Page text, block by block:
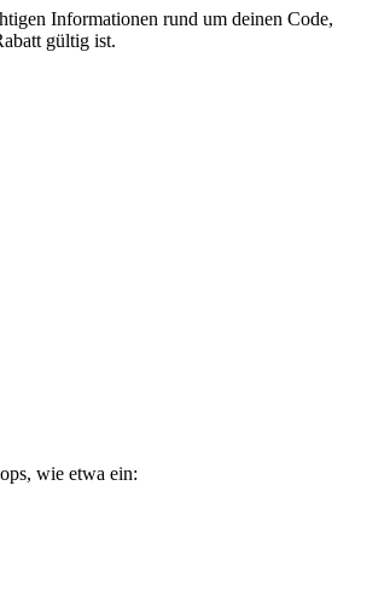
Informationen rund um deinen Code,
gültig ist.
wie etwa ein: